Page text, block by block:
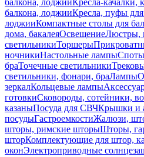
балкона, лоджииКресла-качалки,
балкона, лоджииКресла, пуфы для
лоджииКомпактные столы для
дома, бакалеяОсвещениеЛюстры,
светильникиТоршеры
ночникиНастольные лампыСпоты
браТочечные светильники
светильники, фонари, браЛампы
зеркалКольцевые лампы
готовкиСковороды, сотейники,
казаныПосуда для СВЧКрышки и
посудыГастроемкостиЖалюзи,
шторы, римские шторыШторы,
шторКомплектующие для штор,
оконЭлектроприводные